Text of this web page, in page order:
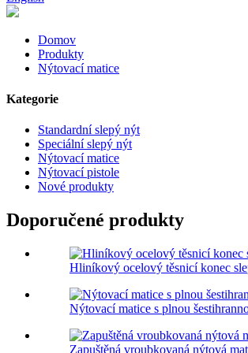
Domov
Produkty
Nýtovací matice
Kategorie
Standardní slepý nýt
Speciální slepý nýt
Nýtovací matice
Nýtovací pistole
Nové produkty
Doporučené produkty
Hliníkový ocelový těsnicí konec
Nýtovací matice s plnou
Zapuštěná vroubkovaná nýtová